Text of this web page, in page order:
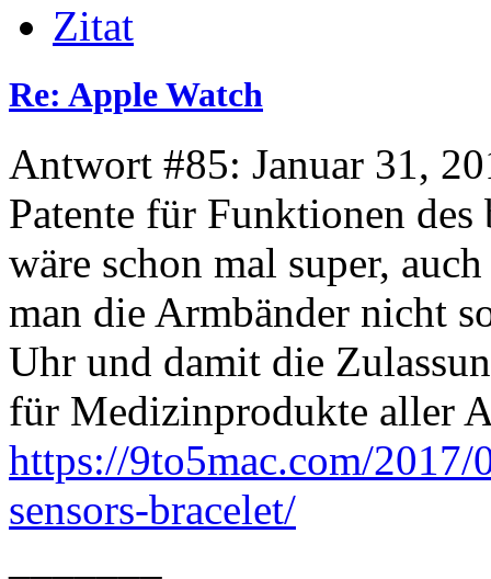
Zitat
Re: Apple Watch
Antwort #85: Januar 31,
Patente für Funktionen
wäre schon mal super,
man die Armbänder nicht
Uhr und damit die
für Medizinprodukte aller
https://9to5mac.com/
sensors-bracelet/